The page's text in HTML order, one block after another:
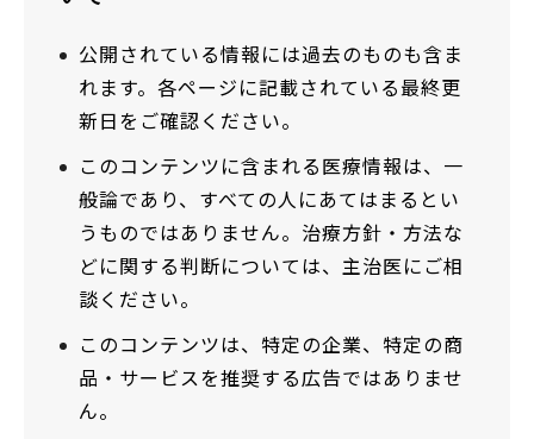
公開されている情報には過去のものも含ま
れます。各ページに記載されている最終更
新日をご確認ください。
このコンテンツに含まれる医療情報は、一
般論であり、すべての人にあてはまるとい
うものではありません。治療方針・方法な
どに関する判断については、主治医にご相
談ください。
このコンテンツは、特定の企業、特定の商
品・サービスを推奨する広告ではありませ
ん。